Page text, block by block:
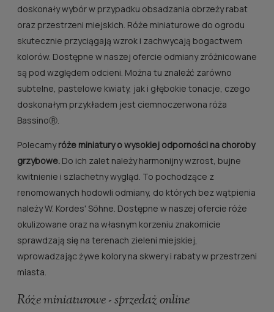
doskonały wybór w przypadku obsadzania obrzeży rabat
oraz przestrzeni miejskich. Róże miniaturowe do ogrodu
skutecznie przyciągają wzrok i zachwycają bogactwem
kolorów. Dostępne w naszej ofercie odmiany zróżnicowane
są pod względem odcieni. Można tu znaleźć zarówno
subtelne, pastelowe kwiaty, jak i głębokie tonacje, czego
doskonałym przykładem jest ciemnoczerwona róża
BassinoⓇ.
Polecamyróże miniatury o wysokiej odporności na choroby
grzybowe. Do ich zalet należy harmonijny wzrost, bujne
kwitnienie i szlachetny wygląd. To pochodzące z
renomowanych hodowli odmiany, do których bez wątpienia
należy W. Kordes' Söhne. Dostępne w naszej ofercie róże
okulizowane oraz na własnym korzeniu znakomicie
sprawdzają się na terenach zieleni miejskiej,
wprowadzając żywe kolory na skwery i rabaty w przestrzeni
miasta.
Róże miniaturowe - sprzedaż online